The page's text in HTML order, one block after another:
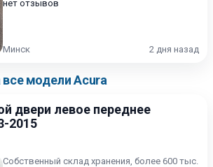
нет отзывов
Минск 2 дня назад
все модели Acura
двери левое переднее
2015
Собственный склад хранения, более 600 тыс.